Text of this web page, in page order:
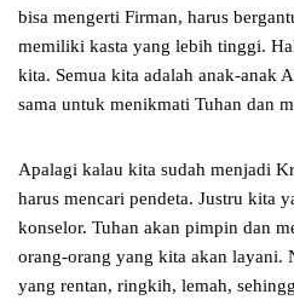
bisa mengerti Firman, harus
memiliki kasta yang lebih tinggi.
kita. Semua kita adalah anak-anak
sama untuk menikmati Tuhan dan
Apalagi kalau kita sudah menjadi
harus mencari pendeta. Justru kita
konselor. Tuhan akan pimpin dan
orang-orang yang kita akan layani.
yang rentan, ringkih, lemah,